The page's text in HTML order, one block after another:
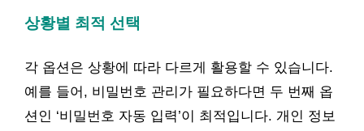
상황별 최적 선택
각 옵션은 상황에 따라 다르게 활용할 수 있습니다.
예를 들어, 비밀번호 관리가 필요하다면 두 번째 옵
션인 ‘비밀번호 자동 입력’이 최적입니다. 개인 정보